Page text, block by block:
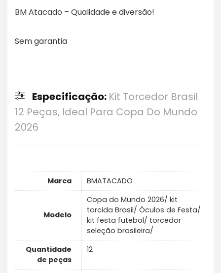
BM Atacado – Qualidade e diversão!
Sem garantia
Especificação: Kit Torcedor Brasil
12 Peças, Ideal Para Copa Do Mundo
2026
Marca BMATACADO
Modelo
Copa do Mundo 2026/ kit
torcida Brasil/ Óculos de Festa/
kit festa futebol/ torcedor
seleção brasileira/
Quantidade
de peças
12